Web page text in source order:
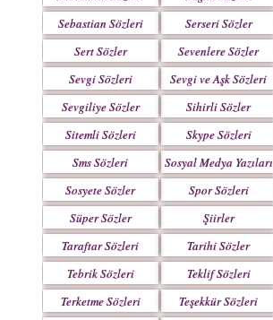
Sebastian Sözleri
Serseri Sözler
Sert Sözler
Sevenlere Sözler
Sevgi Sözleri
Sevgi ve Aşk Sözleri
Sevgiliye Sözler
Sihirli Sözler
Sitemli Sözleri
Skype Sözleri
Sms Sözleri
Sosyal Medya Yazıları
Sosyete Sözler
Mesajlar
Spor Sözleri
Süper Sözler
Şiirler
Taraftar Sözleri
Tarihi Sözler
Tebrik Sözleri
Teklif Sözleri
Terketme Sözleri
Teşekkür Sözleri